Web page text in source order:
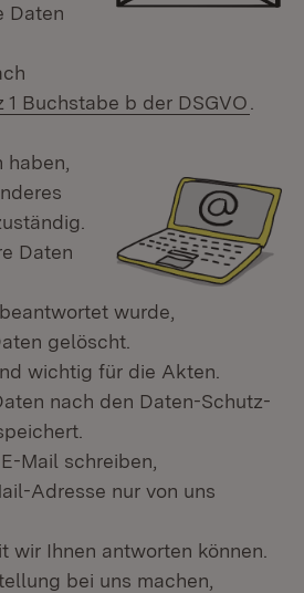
Daten
Buchstabe b der DSGVO
Daten
wurde,
gelöscht.
wichtig für die Akten.
nach den Daten-Schutz-
Mail schreiben,
Adresse nur von uns
wir Ihnen antworten können.
bei uns machen,